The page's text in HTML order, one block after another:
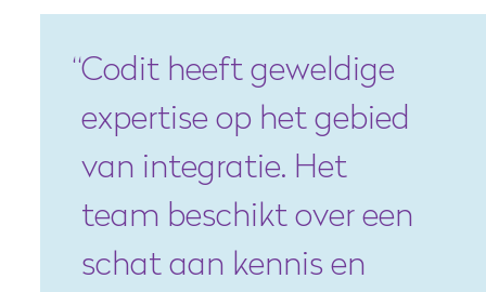
Codit heeft geweldige
expertise op het gebied
van integratie. Het
team beschikt over een
schat aan kennis en